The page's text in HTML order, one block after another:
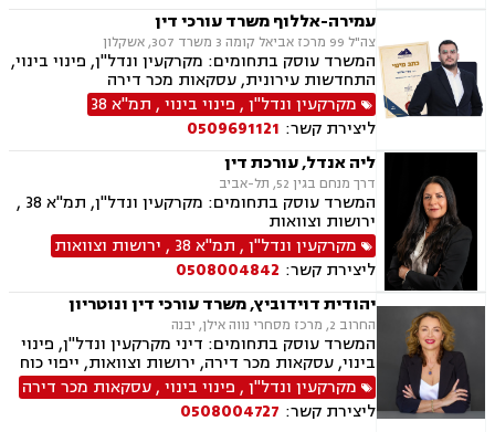
עמירה-אללוף משרד עורכי דין
צה"ל 99 מרכז אביאל קומה 3 משרד 307, אשקלון
המשרד עוסק בתחומים: מקרקעין ונדל"ן, פינוי בינוי,
התחדשות עירונית, עסקאות מכר דירה
מקרקעין ונדל"ן, פינוי בינוי, תמ"א 38
ליצירת קשר: 0509691121
ליה אנדל, עורכת דין
דרך מנחם בגין 52, תל-אביב
המשרד עוסק בתחומים: מקרקעין ונדל"ן, תמ"א 38 ,
ירושות וצוואות
מקרקעין ונדל"ן, תמ"א 38 , ירושות וצוואות
ליצירת קשר: 0508004842
יהודית דוידוביץ, משרד עורכי דין ונוטריון
החרוב 2, מרכז מסחרי נווה אילן, יבנה
המשרד עוסק בתחומים: דיני מקרקעין ונדל"ן, פינוי
בינוי, עסקאות מכר דירה, ירושות וצוואות, ייפוי כוח
מתמשך, מיסוי נדל"ן, תמ"א 38, הסכמי ממון,
מושבים וקיבוצים, מגרשים לבניה.
מקרקעין ונדל"ן, פינוי בינוי,עסקאות מכר דירה
ליצירת קשר: 0508004727